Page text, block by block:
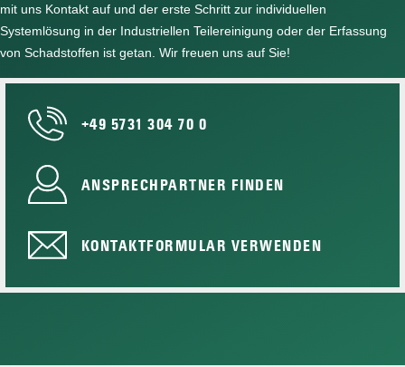
mit uns Kontakt auf und der erste Schritt zur individuellen
Systemlösung in der Industriellen Teilereinigung oder der Erfassung
von Schadstoffen ist getan. Wir freuen uns auf Sie!
+49 5731 304 70 0
ANSPRECHPARTNER FINDEN
KONTAKTFORMULAR VERWENDEN